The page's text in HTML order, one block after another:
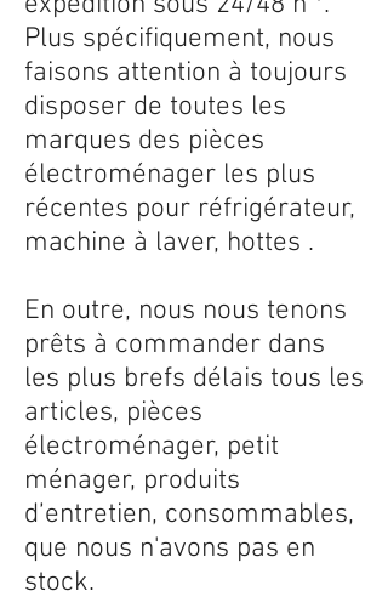
Plus spécifiquement, nous
faisons attention à toujours
disposer de toutes les
marques des pièces
électroménager les plus
récentes pour réfrigérateur,
machine à laver, hottes .
En outre, nous nous tenons
prêts à commander dans
les plus brefs délais tous les
articles, pièces
électroménager, petit
ménager, produits
d’entretien, consommables,
que nous n'avons pas en
stock.